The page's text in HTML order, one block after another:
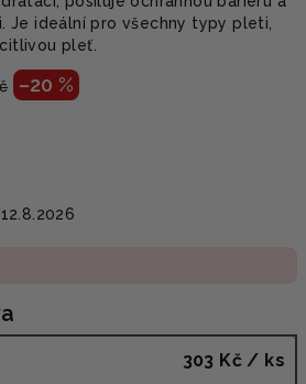
Je ideální pro všechny typy pleti,
pleť.
–20 %
12.8.2026
303 Kč / ks